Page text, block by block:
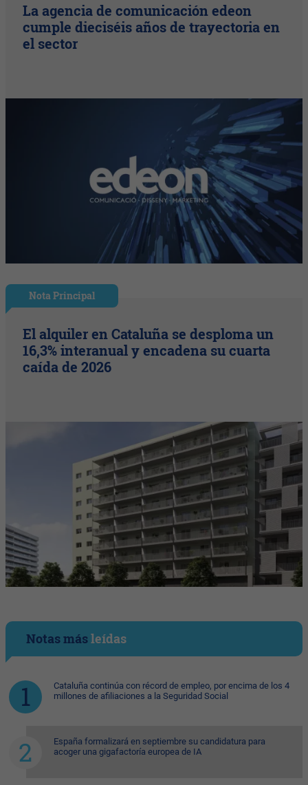
La agencia de comunicación edeon
cumple dieciséis años de trayectoria en
el sector
Nota Principal
El alquiler en Cataluña se desploma un
16,3% interanual y encadena su cuarta
caída de 2026
Notas másleídas
Cataluña continúa con récord de empleo, por encima de los 4
millones de afiliaciones a la Seguridad Social
España formalizará en septiembre su candidatura para
acoger una gigafactoría europea de IA